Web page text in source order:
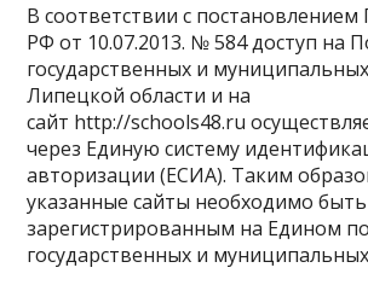
В соответствии с постановлением
РФ от 10.07.2013. № 584 доступ на
государственных и муниципальных
Липецкой области и на
сайт http://schools48.ru
через Единую систему
авторизации (ЕСИА). Таким
указанные сайты необходимо быть
зарегистрированным на Едином
государственных и муниципальных